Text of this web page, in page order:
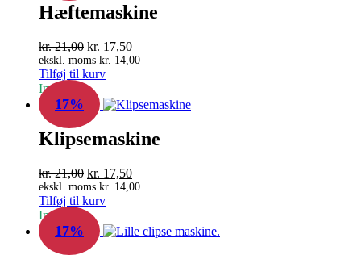
Hæftemaskine
kr.21,00 Den
oprindelige
pris
var:
kr. 21,00.
kr. 17,50Den
aktuelle
kr. 17,50.
ekskl. moms kr. 14,00
Tilføj til kurv
In Stock
17%
Klipsemaskine
kr.21,00 Den
oprindelige
pris
var:
kr. 21,00.
kr. 17,50Den
aktuelle
kr. 17,50.
ekskl. moms kr. 14,00
Tilføj til kurv
In Stock
17%